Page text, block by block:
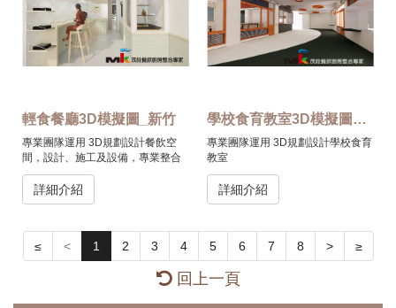
輕食餐廳3D模擬圖_新竹
專業團隊運用 3D規劃設計餐飲空
間，設計、施工及設備，專業整合
一條龍的服務。
詳細介紹
學校食育教室3D模擬圖_基隆仁愛區
專業團隊運用 3D規劃設計學校食育
教室
詳細介紹
≤ < 1 2 3 4 5 6 7 8 > ≥
回上一頁